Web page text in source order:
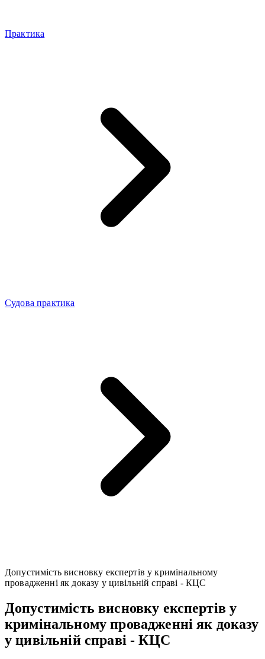
Практика
Судова практика
Допустимість висновку експертів у кримінальному
провадженні як доказу у цивільній справі - КЦС
Допустимість висновку експертів у
кримінальному провадженні як доказу
у цивільній справі - КЦС